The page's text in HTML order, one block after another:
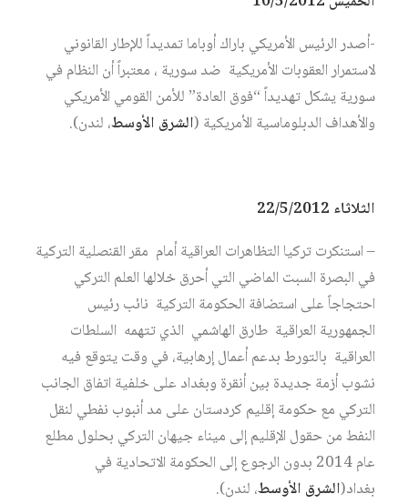
-أصدر الرئيس الأمريكي باراك أوباما تمديداً للإطار القانوني
لاستمرار العقوبات الأمريكية ضد سورية ، معتبراً أن النظام في
سورية يشكل تهديداً “فوق العادة” للأمن القومي الأمريكي
والأهداف الدبلوماسية الأمريكية (الشرق الأوسط، لندن).
الثلاثاء 22/5/2012
– استنكرت تركيا التظاهرات العراقية أمام مقر القنصلية التركية
في البصرة السبت الماضي التي أحرق خلالها العلم التركي
احتجاجاً على استضافة الحكومة التركية نائب رئيس
الجمهورية العراقية طارق الهاشمي الذي تتهمه السلطات
العراقية بالتورط بدعم أعمال إرهابية، في وقت يتوقع فيه
نشوب أزمة جديدة بين أنقرة وبغداد على خلفية اتفاق الجانب
التركي مع حكومة إقليم كردستان على مد أنبوب نفطي لنقل
النفط من حقول الإقليم إلى ميناء جيهان التركي بحلول مطلع
عام 2014 بدون الرجوع إلى الحكومة الاتحادية في
بغداد(الشرق الأوسط، لندن).